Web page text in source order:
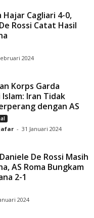
Hajar Cagliari 4-0,
Rossi Catat Hasil
2024
Korps Garda
Islam: Iran Tidak
dengan AS
- 31 Januari 2024
De Rossi Masih
AS Roma Bungkam
2-1
2024